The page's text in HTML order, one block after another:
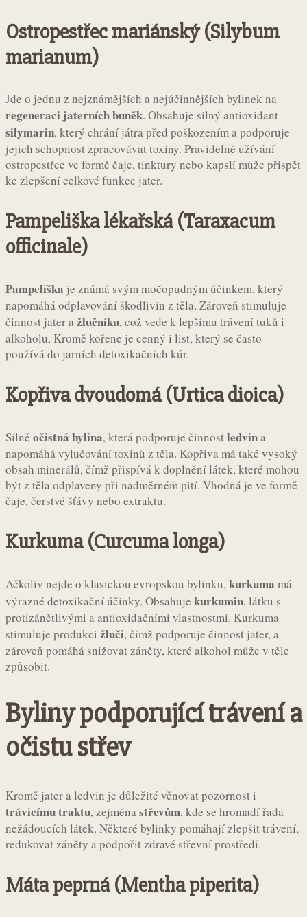
Ostropestřec mariánský (Silybum
marianum)
Jde o jednu z nejznámějších a nejúčinnějších bylinek na
regeneraci jaterních buněk. Obsahuje silný antioxidant
silymarin, který chrání játra před poškozením a podporuje
jejich schopnost zpracovávat toxiny. Pravidelné užívání
ostropestřce ve formě čaje, tinktury nebo kapslí může přispět
ke zlepšení celkové funkce jater.
Pampeliška lékařská (Taraxacum
officinale)
Pampeliška je známá svým močopudným účinkem, který
napomáhá odplavování škodlivin z těla. Zároveň stimuluje
činnost jater ažlučníku, což vede k lepšímu trávení tuků i
alkoholu. Kromě kořene je cenný i list, který se často
používá do jarních detoxikačních kúr.
Kopřiva dvoudomá (Urtica dioica)
Silně očistná bylina, která podporuje činnostledvina
napomáhá vylučování toxinů z těla. Kopřiva má také vysoký
obsah minerálů, čímž přispívá k doplnění látek, které mohou
být z těla odplaveny při nadměrném pití. Vhodná je ve formě
čaje, čerstvé šťávy nebo extraktu.
Kurkuma (Curcuma longa)
Ačkoliv nejde o klasickou evropskou bylinku,kurkuma má
výrazné detoxikační účinky. Obsahuje kurkumin, látku s
protizánětlivými a antioxidačními vlastnostmi. Kurkuma
stimuluje produkci žluči, čímž podporuje činnost jater, a
zároveň pomáhá snižovat záněty, které alkohol může v těle
způsobit.
Byliny podporující trávení a
očistu střev
Kromě jater a ledvin je důležité věnovat pozornost i
trávicímu traktu, zejména střevům, kde se hromadí řada
nežádoucích látek. Některé bylinky pomáhají zlepšit trávení,
redukovat záněty a podpořit zdravé střevní prostředí.
Máta peprná (Mentha piperita)